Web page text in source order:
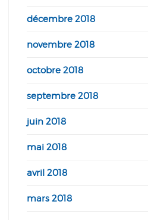
décembre 2018
novembre 2018
octobre 2018
septembre 2018
juin 2018
mai 2018
avril 2018
mars 2018